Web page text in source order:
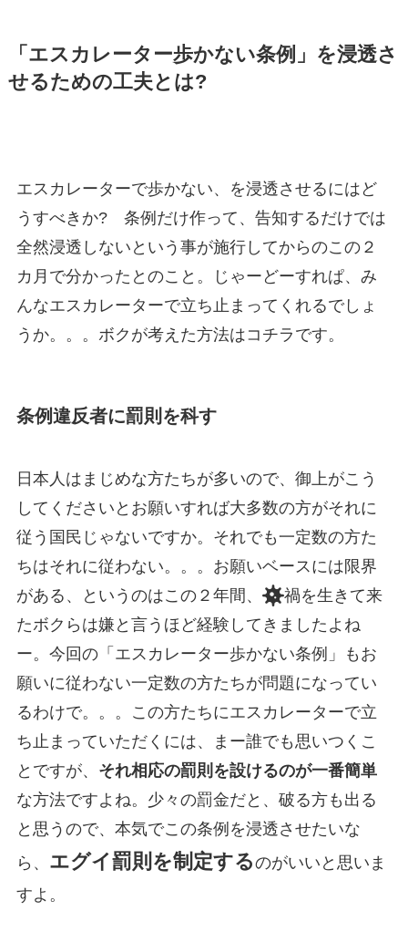
「エスカレーター歩かない条例」を浸透さ
せるための工夫とは?
エスカレーターで歩かない、を浸透させるにはど
うすべきか? 条例だけ作って、告知するだけでは
全然浸透しないという事が施行してからのこの２
カ月で分かったとのこと。じゃーどーすれぱ、み
んなエスカレーターで立ち止まってくれるでしょ
うか。。。ボクが考えた方法はコチラです。
条例違反者に罰則を科す
日本人はまじめな方たちが多いので、御上がこう
してくださいとお願いすれば大多数の方がそれに
従う国民じゃないですか。それでも一定数の方た
ちはそれに従わない。。。お願いベースには限界
がある、というのはこの２年間、
禍を生きて来
たボクらは嫌と言うほど経験してきましたよね
ー。今回の「エスカレーター歩かない条例」もお
願いに従わない一定数の方たちが問題になってい
るわけで。。。この方たちにエスカレーターで立
ち止まっていただくには、まー誰でも思いつくこ
とですが、 それ相応の罰則を設けるのが一番簡単
な方法ですよね。少々の罰金だと、破る方も出る
と思うので、本気でこの条例を浸透させたいな
ら、 エグイ罰則を制定するのがいいと思いま
すよ。